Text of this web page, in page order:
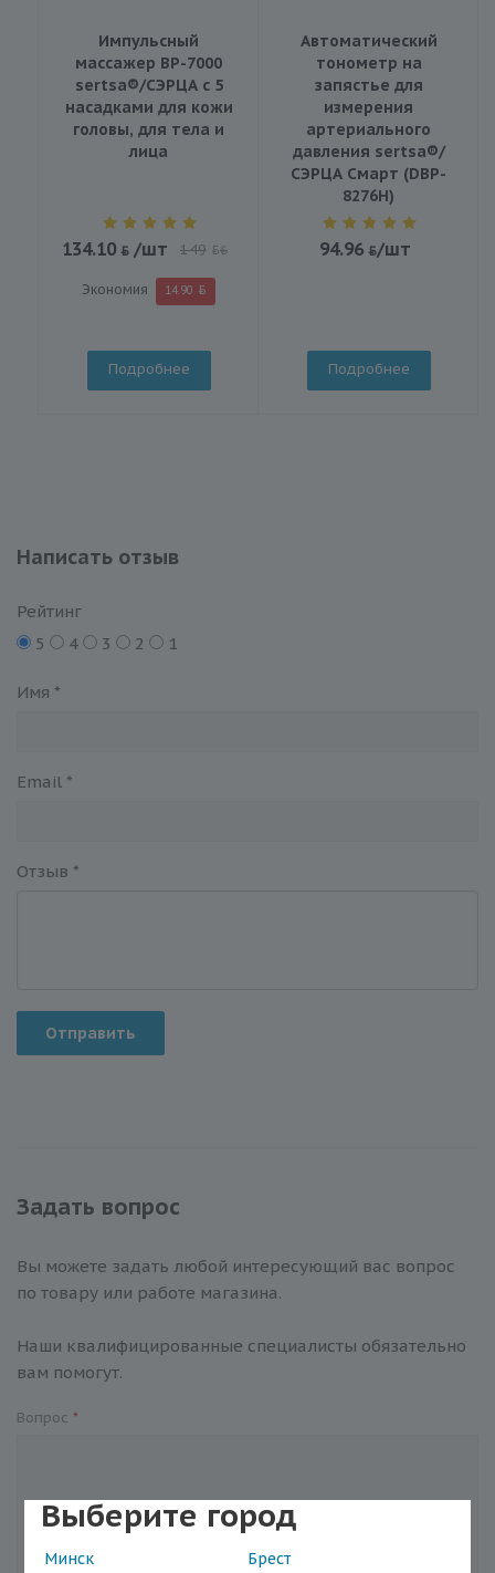
Выберите город
Минск
Брест
Импульсный
массажер BP-7000
sertsa®/СЭРЦА с 5
насадками для кожи
головы, для тела и
лица
134.10 /шт 149 BYN
Экономия 14.90
Подробнее
Автоматический
тонометр на
запястье для
измерения
артериального
давления sertsa®/
СЭРЦА Смарт (DBP-
8276H)
94.96 /шт
Подробнее
Написать отзыв
Рейтинг
5
4 3 2 1
Имя *
Email *
Отзыв *
Отправить
Задать вопрос
Вы можете задать любой интересующий вас вопрос
по товару или работе магазина.
Наши квалифицированные специалисты обязательно
вам помогут.
Вопрос *